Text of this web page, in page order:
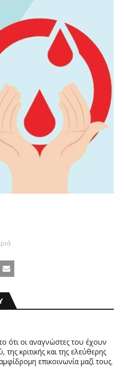
ότι οι αναγνώστες του έχουν
κριτικής και της ελεύθερης
επικοινωνία μαζί τους.